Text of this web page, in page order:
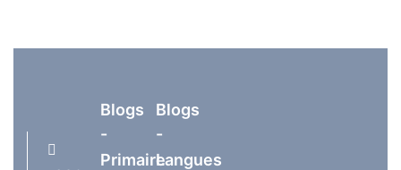
Blogs
-
Primaire
Blogs
-
Langues